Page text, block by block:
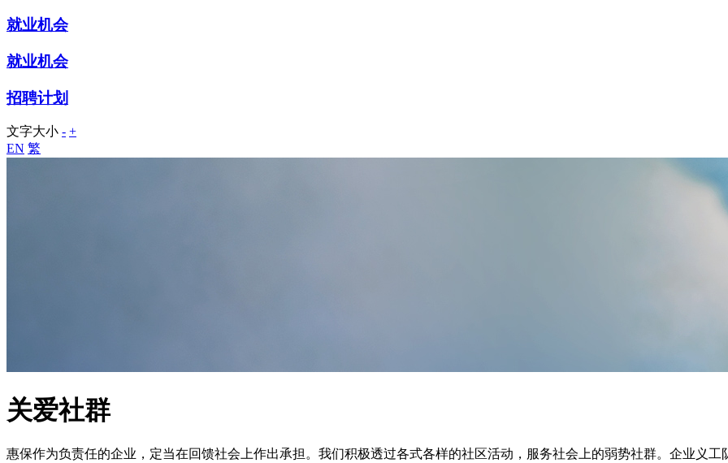
就业机会
就业机会
招聘计划
文字大小 - +
EN 繁
关爱社群
惠保作为负责任的企业，定当在回馈社会上作出承担。我们积极透过各式各样的社区活动，服务社会上的弱势社群。企业义